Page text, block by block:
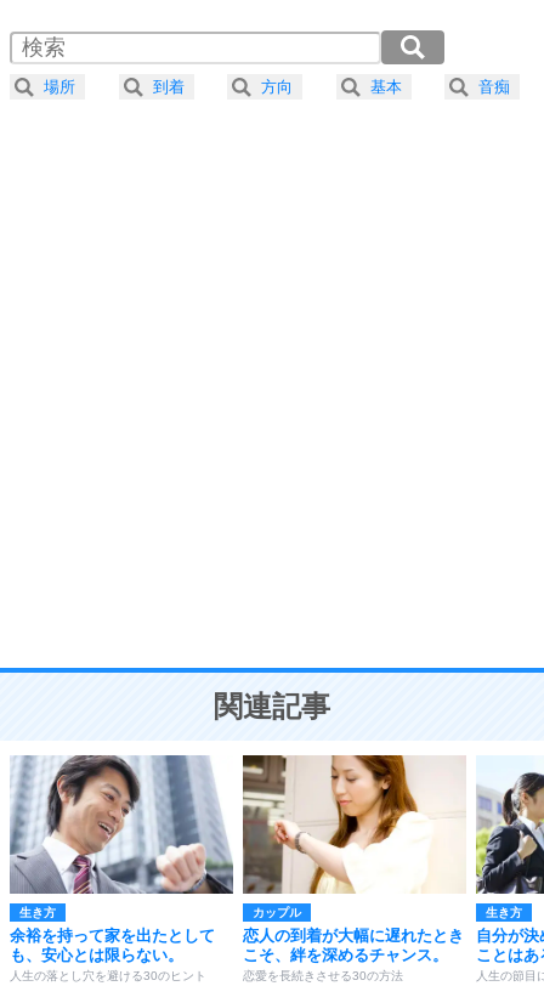
4 器の大きい人は、怒りを優しさで表現する。
プラス思考
ことが大切。
2.0倍速 （394KB 1分40秒）
2.5倍速 （315KB 1分20秒）
3.0倍速 （263KB 1分7秒）
場所 到着 方向 基本 音痴
関連記事
生き方
余裕を持って家を出たとして
も、安心とは限らない。
人生の落とし穴を避ける30のヒント
カップル
恋人の到着が大幅に遅れたとき
こそ、絆を深めるチャンス。
恋愛を長続きさせる30の方法
生き方
自分が
ことはあ
人生の節目